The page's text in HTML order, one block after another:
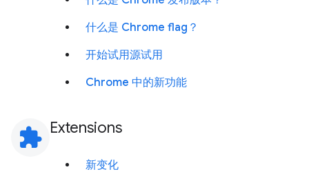
什么是 Chrome flag？
开始试用源试用
Chrome 中的新功能
extension Extensions
新变化